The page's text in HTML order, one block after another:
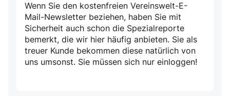
Wenn Sie den kostenfreien Vereinswelt-E-
Mail-Newsletter beziehen, haben Sie mit
Sicherheit auch schon die Spezialreporte
bemerkt, die wir hier häufig anbieten. Sie als
treuer Kunde bekommen diese natürlich von
uns umsonst. Sie müssen sich nur einloggen!